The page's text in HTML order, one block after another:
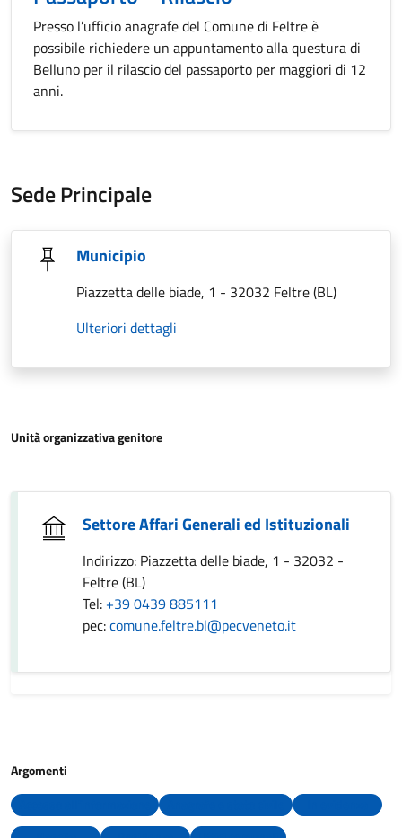
Presso l’ufficio anagrafe del Comune di Feltre è
possibile richiedere un appuntamento alla questura di
Belluno per il rilascio del passaporto per maggiori di 12
anni.
Sede Principale
Municipio
Piazzetta delle biade, 1 - 32032 Feltre (BL)
Ulteriori dettagli
Unità organizzativa genitore
Settore Affari Generali ed Istituzionali
Indirizzo: Piazzetta delle biade, 1 - 32032 -
Feltre (BL)
Tel: +39 0439 885111
pec:comune.feltre.bl@pecveneto.it
Argomenti